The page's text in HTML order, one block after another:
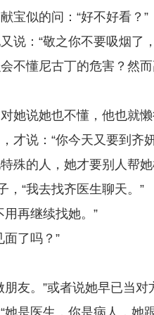
宝似的问：“好不好看？”
说：“敬之你不要吸烟了
不懂尼古丁的危害？然
她说她也不懂，他也就懒
才说：“你今天又要到齐
殊的人，她才要别人帮她
，“我去找齐医生聊天。”
再继续找她。”
了吗？”
友。”或者说她早已当对
是医生，你是病人，她